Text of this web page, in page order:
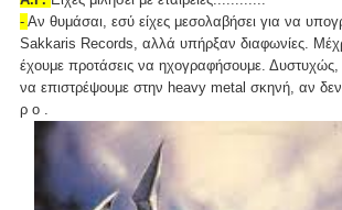
- Αν θυμάσαι, εσύ είχες μεσολαβήσει για να
Sakkaris Records, αλλά υπήρξαν διαφωνίες.
έχουμε προτάσεις να ηχογραφήσουμε. Δυστυχώς,
να επιστρέψουμε στην heavy metal σκηνή, αν
ρ ο .